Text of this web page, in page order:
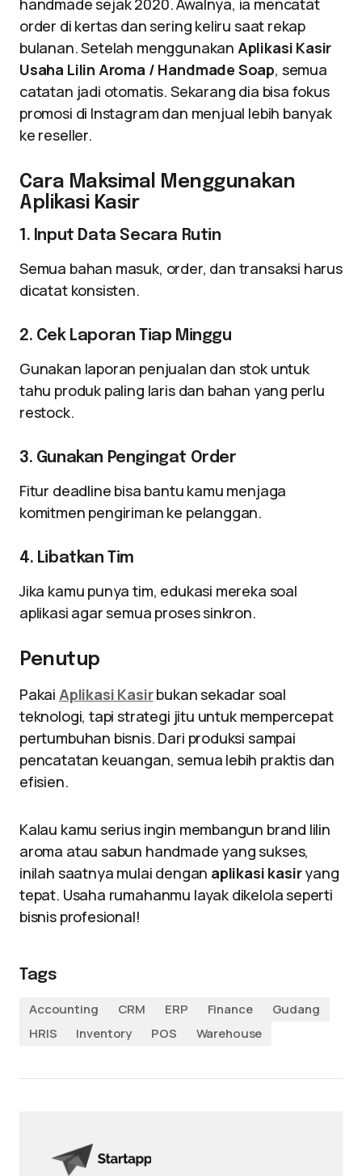
handmade sejak 2020. Awalnya, ia mencatat
order di kertas dan sering keliru saat rekap
bulanan. Setelah menggunakan Aplikasi Kasir
Usaha Lilin Aroma / Handmade Soap, semua
catatan jadi otomatis. Sekarang dia bisa fokus
promosi di Instagram dan menjual lebih banyak
ke reseller.
Cara Maksimal Menggunakan
Aplikasi Kasir
1. Input Data Secara Rutin
Semua bahan masuk, order, dan transaksi harus
dicatat konsisten.
2. Cek Laporan Tiap Minggu
Gunakan laporan penjualan dan stok untuk
tahu produk paling laris dan bahan yang perlu
restock.
3. Gunakan Pengingat Order
Fitur deadline bisa bantu kamu menjaga
komitmen pengiriman ke pelanggan.
4. Libatkan Tim
Jika kamu punya tim, edukasi mereka soal
aplikasi agar semua proses sinkron.
Penutup
Pakai Aplikasi Kasirbukan sekadar soal
teknologi, tapi strategi jitu untuk mempercepat
pertumbuhan bisnis. Dari produksi sampai
pencatatan keuangan, semua lebih praktis dan
efisien.
Kalau kamu serius ingin membangun brand lilin
aroma atau sabun handmade yang sukses,
inilah saatnya mulai dengan aplikasi kasiryang
tepat. Usaha rumahanmu layak dikelola seperti
bisnis profesional!
Tags
Accounting
CRM ERP Finance
Gudang
HRIS
Inventory POS Warehouse